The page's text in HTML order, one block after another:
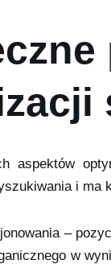
aspektów
i ma
–
w